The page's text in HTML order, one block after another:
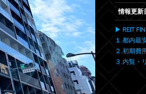
情報更新
▶ REIT
１.都内最
２.初期費
３.内覧・